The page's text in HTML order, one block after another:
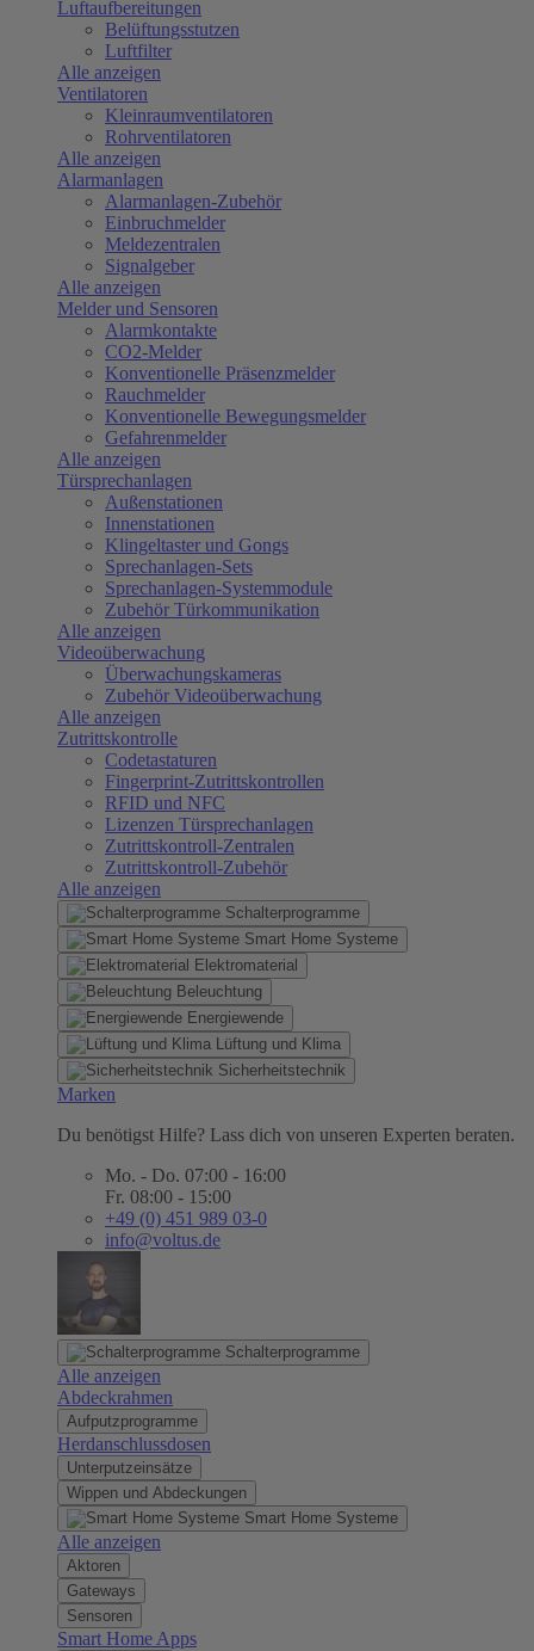
Luftaufbereitungen
Belüftungsstutzen
Luftfilter
Alle anzeigen
Ventilatoren
Kleinraumventilatoren
Rohrventilatoren
Alle anzeigen
Alarmanlagen
Alarmanlagen-Zubehör
Einbruchmelder
Meldezentralen
Signalgeber
Alle anzeigen
Melder und Sensoren
Alarmkontakte
CO2-Melder
Konventionelle Präsenzmelder
Rauchmelder
Konventionelle Bewegungsmelder
Gefahrenmelder
Alle anzeigen
Türsprechanlagen
Außenstationen
Innenstationen
Klingeltaster und Gongs
Sprechanlagen-Sets
Sprechanlagen-Systemmodule
Zubehör Türkommunikation
Alle anzeigen
Videoüberwachung
Überwachungskameras
Zubehör Videoüberwachung
Alle anzeigen
Zutrittskontrolle
Codetastaturen
Fingerprint-Zutrittskontrollen
RFID und NFC
Lizenzen Türsprechanlagen
Zutrittskontroll-Zentralen
Zutrittskontroll-Zubehör
Alle anzeigen
Schalterprogramme
Smart Home Systeme
Elektromaterial
Beleuchtung
Energiewende
Lüftung und Klima
Sicherheitstechnik
Marken
Du benötigst Hilfe? Lass dich von unseren Experten beraten.
Mo. - Do. 07:00 - 16:00
Fr. 08:00 - 15:00
+49 (0) 451 989 03-0
info@voltus.de
Schalterprogramme
Alle anzeigen
Abdeckrahmen
Aufputzprogramme
Herdanschlussdosen
Unterputzeinsätze
Wippen und Abdeckungen
Smart Home Systeme
Alle anzeigen
Aktoren
Gateways
Sensoren
Smart Home Apps